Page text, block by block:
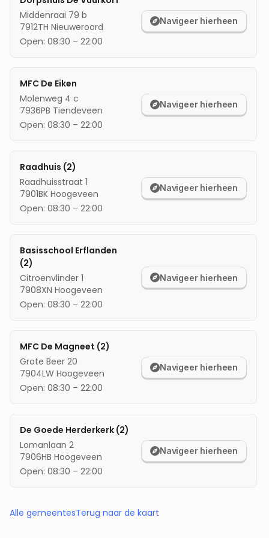
Middenraai 79 b
7912TH Nieuweroord
Open: 08:30 – 22:00
Navigeer hierheen
MFC De Eiken
Molenweg 4 c
7936PB Tiendeveen
Open: 08:30 – 22:00
Navigeer hierheen
Raadhuis (2)
Raadhuisstraat 1
7901BK Hoogeveen
Open: 08:30 – 22:00
Navigeer hierheen
Basisschool Erflanden
(2)
Citroenvlinder 1
7908XN Hoogeveen
Open: 08:30 – 22:00
Navigeer hierheen
MFC De Magneet (2)
Grote Beer 20
7904LW Hoogeveen
Open: 08:30 – 22:00
Navigeer hierheen
De Goede Herderkerk (2)
Lomanlaan 2
7906HB Hoogeveen
Open: 08:30 – 22:00
Navigeer hierheen
Alle gemeentesTerug naar de kaart
locatie